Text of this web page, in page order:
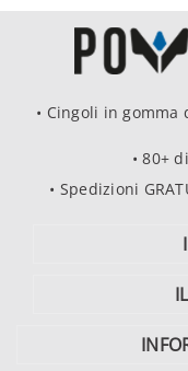
• Cingoli in
• 80+
• Spedizioni